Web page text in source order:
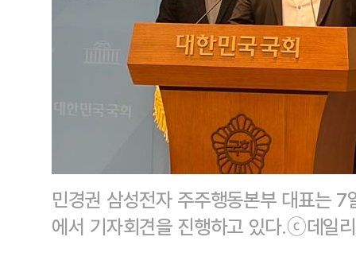
민경권 삼성전자 주주행동본부 대표는
에서 기자회견을 진행하고 있다.ⓒ데일